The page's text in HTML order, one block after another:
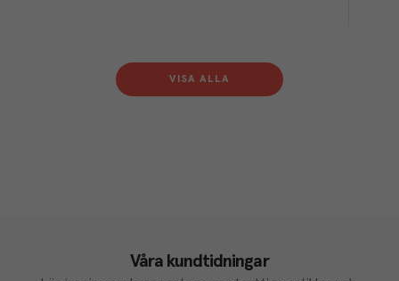
VISA ALLA
Våra kundtidningar